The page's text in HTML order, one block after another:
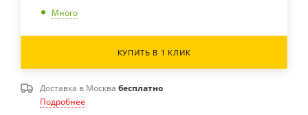
Много
КУПИТЬ В 1 КЛИК
Доставка в Москва бесплатно
Подробнее